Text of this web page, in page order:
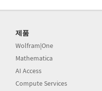
제품
Wolfram|One
Mathematica
AI Access
Compute Services